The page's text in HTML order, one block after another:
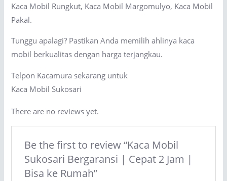
Kaca Mobil Rungkut, Kaca Mobil Margomulyo, Kaca Mobil
Pakal.
Tunggu apalagi? Pastikan Anda memilih ahlinya kaca
mobil berkualitas dengan harga terjangkau.
Telpon Kacamura sekarang untuk
Kaca Mobil Sukosari
There are no reviews yet.
Be the first to review “Kaca Mobil
Sukosari Bergaransi | Cepat 2 Jam |
Bisa ke Rumah”